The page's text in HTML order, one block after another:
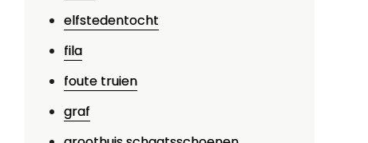
elfstedentocht
fila
foute truien
graf